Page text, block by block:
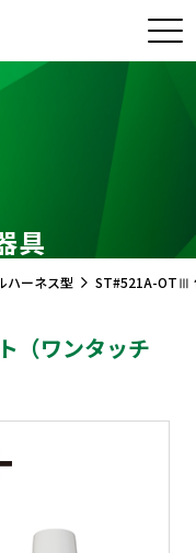
具
ハーネス型 ST#521A-OTⅢ
（ワンタッチ